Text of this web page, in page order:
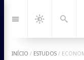
para:
Navegação
Dark
Mode
Busca
INÍCIO / ESTUDOS /